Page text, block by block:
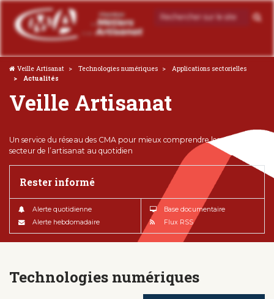
Veille Artisanat Technologies numériques
Applications sectorielles
Actualités
Veille Artisanat
Un service du réseau des CMA pour mieux comprendre les enjeux du
secteur de l’artisanat au quotidien
Rester informé
Alerte quotidienne
Alerte hebdomadaire
Base documentaire
Flux RSS
Technologies numériques